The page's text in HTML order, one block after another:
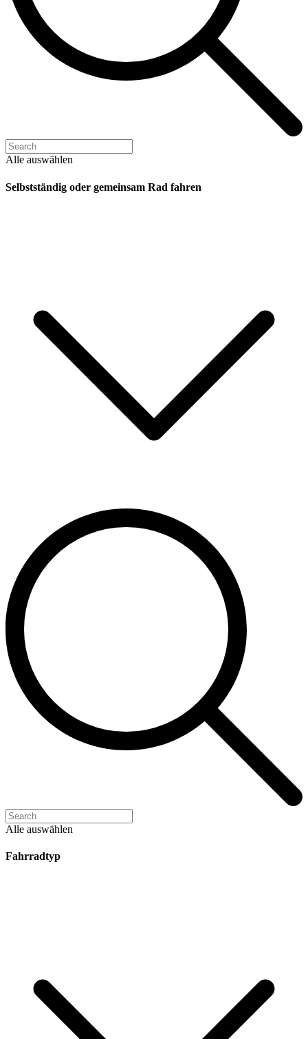
Alle auswählen
Selbstständig oder gemeinsam Rad fahren
Alle auswählen
Fahrradtyp